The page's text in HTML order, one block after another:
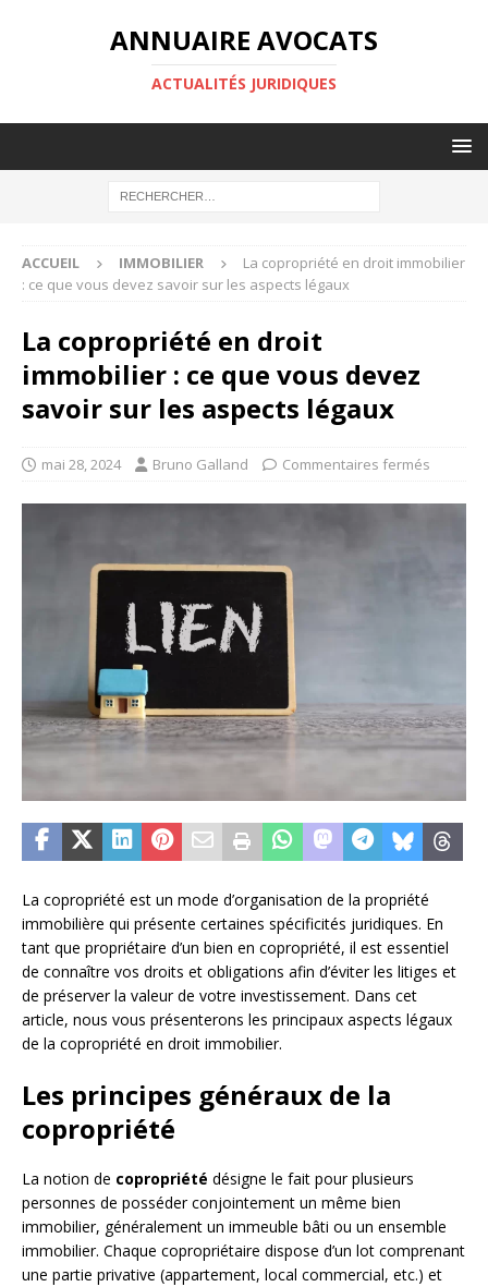
ANNUAIRE AVOCATS
ACTUALITÉS JURIDIQUES
ACCUEIL IMMOBILIER
La copropriété en droit immobilier
: ce que vous devez savoir sur les aspects légaux
La copropriété en droit
immobilier : ce que vous devez
savoir sur les aspects légaux
mai 28, 2024 Bruno Galland Commentaires fermés
La copropriété est un mode d’organisation de la propriété
immobilière qui présente certaines spécificités juridiques. En
tant que propriétaire d’un bien en copropriété, il est essentiel
de connaître vos droits et obligations afin d’éviter les litiges et
de préserver la valeur de votre investissement. Dans cet
article, nous vous présenterons les principaux aspects légaux
de la copropriété en droit immobilier.
Les principes généraux de la
copropriété
La notion de copropriété désigne le fait pour plusieurs
personnes de posséder conjointement un même bien
immobilier, généralement un immeuble bâti ou un ensemble
immobilier. Chaque copropriétaire dispose d’un lot comprenant
une partie privative (appartement, local commercial, etc.) et